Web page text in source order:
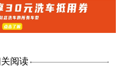
阅读